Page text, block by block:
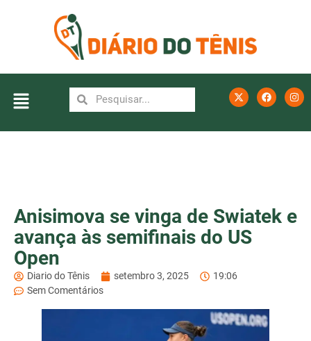
Anisimova se vinga de Swiatek e
avança às semifinais do US
Open
Diario do Tênis setembro 3, 2025
19:06
Sem Comentários